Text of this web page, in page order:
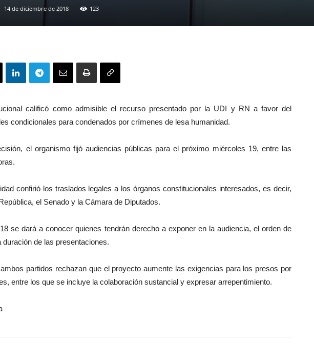
14 de diciembre de 2018 123
calificó como admisible el recurso presentado por la UDI y RN a favor del
condicionales para condenados por crímenes de lesa humanidad.
el organismo fijó audiencias públicas para el próximo miércoles 19, entre las
confirió los traslados legales a los órganos constitucionales interesados, es decir,
el Senado y la Cámara de Diputados.
se dará a conocer quienes tendrán derecho a exponer en la audiencia, el orden de
de las presentaciones.
partidos rechazan que el proyecto aumente las exigencias para los presos por
entre los que se incluye la colaboración sustancial y expresar arrepentimiento.